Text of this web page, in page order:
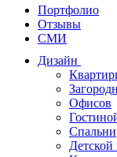
Портфолио
Отзывы
СМИ
Дизайн
Офисов
Спальни